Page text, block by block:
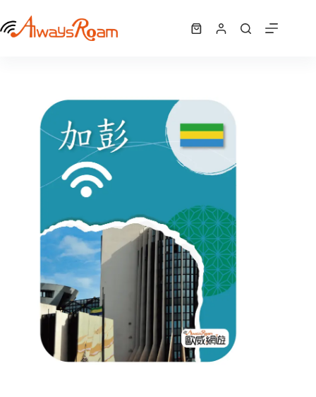
至
加彭 WiFi機 ｜吃到飽
NT$278 –
圍：
到
NT$ 8,340
種
款
可
產
品
頁
面
選
擇
選
項
購